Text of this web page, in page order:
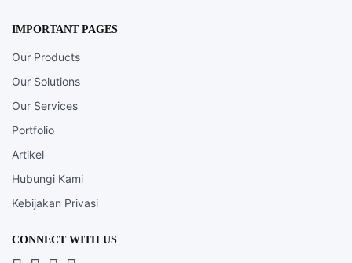
IMPORTANT PAGES
Our Products
Our Solutions
Our Services
Portfolio
Artikel
Hubungi Kami
Kebijakan Privasi
CONNECT WITH US